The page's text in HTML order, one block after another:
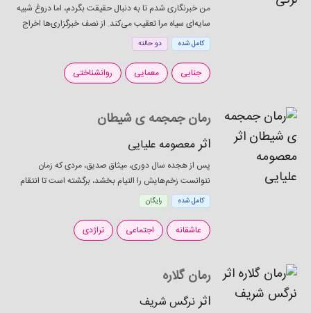
من خبرنگاری شدم تا به دنبال حقیقت بگردم، اما دروغ شبیه
سایه‌ای سیاه مرا تعقیب می‌کند. از نصف خبرگزاری‌ها اخراج
شده‌ام و حتی یک قدم از خط قرمزهایم عقب‌نشینی
نمی‌کنم. حتی اگر این حقیقت‌جویی مرا به...
کامل شده دو حالته
جنایی معمایی روانشناختی
رمان جمجمه ی شیطان
اثرمعصومه علیایی
پس از هجده سال دوری، میثاق صدیق، مردی که زمان
نتوانست زخم‌هایش را التیام بخشد، برگشته است تا انتقام
گذشته را بگیرد. انتقام از پاشا بهاور، مردی که سال‌ها پیش،
زندگی‌اش را به ویرانی کشاند. اما میثاق...
کامل شده رایگان
عاشقانه اجتماعی تراژدی
رمان گلاره
اثرنرگس شریف